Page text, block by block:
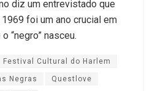
diz um entrevistado que
foi um ano crucial em
“negro” nasceu.
Festival Cultural do Harlem
Negras Questlove